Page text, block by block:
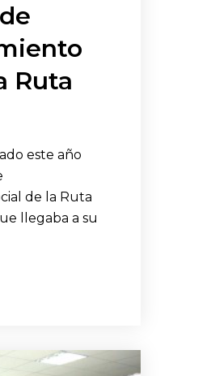
Ruta
este año
de la Ruta
llegaba a su